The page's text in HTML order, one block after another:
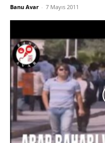
Banu Avar - 7 Mayıs 2011